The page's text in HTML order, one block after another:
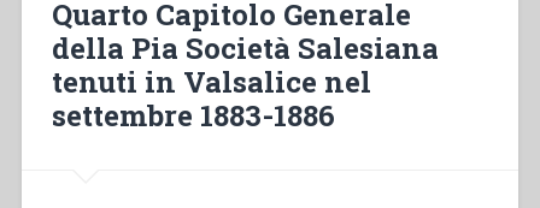
Quarto Capitolo Generale
della Pia Società Salesiana
tenuti in Valsalice nel
settembre 1883-1886